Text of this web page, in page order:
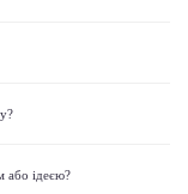
або ідеєю?